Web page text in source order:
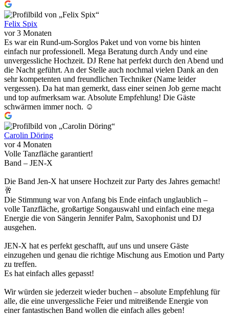
Felix Spix
vor 3 Monaten
Es war ein Rund-um-Sorglos Paket und von vorne bis hinten
einfach nur professionell. Mega Beratung durch Andy und eine
unvergessliche Hochzeit. DJ Rene hat perfekt durch den Abend und
die Nacht geführt. An der Stelle auch nochmal vielen Dank an den
sehr kompetenten und freundlichen Techniker (Name leider
vergessen). Da hat man gemerkt, dass einer seinen Job gerne macht
und top aufmerksam war. Absolute Empfehlung! Die Gäste
schwärmen immer noch. ☺️
Carolin Döring
vor 4 Monaten
Volle Tanzfläche garantiert!
Band – JEN-X
Die Band Jen-X hat unsere Hochzeit zur Party des Jahres gemacht!
🥂
Die Stimmung war von Anfang bis Ende einfach unglaublich –
volle Tanzfläche, großartige Songauswahl und einfach eine mega
Energie die von Sängerin Jennifer Palm, Saxophonist und DJ
ausgehen.
JEN-X hat es perfekt geschafft, auf uns und unsere Gäste
einzugehen und genau die richtige Mischung aus Emotion und Party
zu treffen.
Es hat einfach alles gepasst!
Wir würden sie jederzeit wieder buchen – absolute Empfehlung für
alle, die eine unvergessliche Feier und mitreißende Energie von
einer fantastischen Band wollen die einfach alles geben!